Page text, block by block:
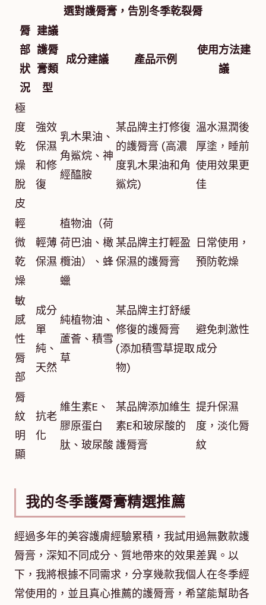
選對護脣膏，告別冬季乾裂脣
脣
部
狀
況
建議
護脣
膏類
型
成分建議 產品示例
使用方法建
議
極
度
乾
燥
脫
皮
強效
保濕
和修
復
乳木果油、
角鯊烷、神
經醯胺
某品牌主打修復
的護脣膏 (高濃
度乳木果油和角
鯊烷)
溫水濕潤後
厚塗，睡前
使用效果更
佳
輕
微
乾
燥
輕薄
保濕
植物油（荷
荷巴油、橄
欖油）、蜂
蠟
某品牌主打輕盈
保濕的護脣膏
日常使用，
預防乾燥
敏
感
性
脣
部
成分
單
純、
天然
純植物油、
蘆薈、積雪
草
某品牌主打舒緩
修復的護脣膏
(添加積雪草提取
物)
避免刺激性
成分
脣
紋
明
顯
抗老
化
維生素E、
膠原蛋白
肽、玻尿酸
某品牌添加維生
素E和玻尿酸的
護脣膏
提升保濕
度，淡化脣
紋
我的冬季護脣膏精選推薦
經過多年的美容護膚經驗累積，我試用過無數款護
脣膏，深知不同成分、質地帶來的效果差異。以
下，我將根據不同需求，分享幾款我個人在冬季經
常使用的，並且真心推薦的護脣膏，希望能幫助各